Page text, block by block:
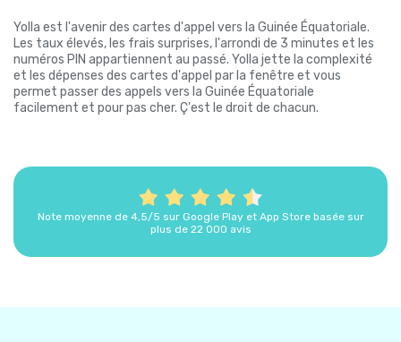
Yolla est l'avenir des cartes d'appel vers la Guinée Équatoriale.
Les taux élevés, les frais surprises, l'arrondi de 3 minutes et les
numéros PIN appartiennent au passé. Yolla jette la complexité
et les dépenses des cartes d'appel par la fenêtre et vous
permet passer des appels vers la Guinée Équatoriale
facilement et pour pas cher. Ç'est le droit de chacun.
Note moyenne de 4,5/5 sur Google Play et App Store basée sur
plus de 22 000 avis